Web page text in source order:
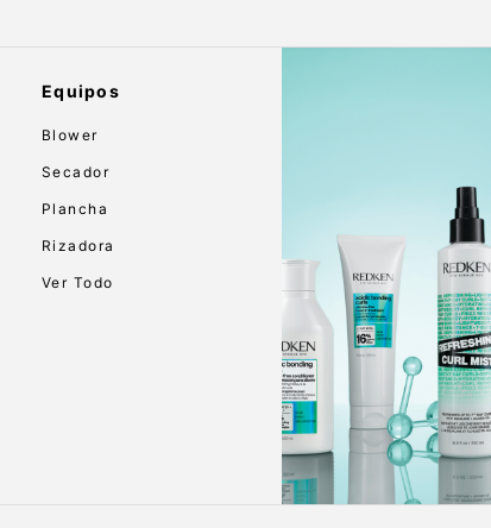
Equipos
Blower
Secador
Plancha
Rizadora
Ver Todo